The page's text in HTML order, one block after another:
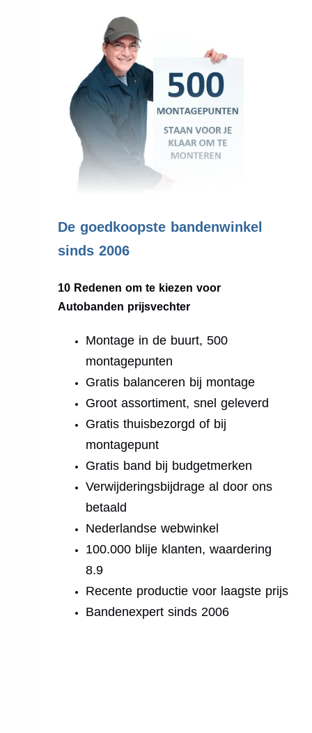
De goedkoopste bandenwinkel
sinds 2006
10 Redenen om te kiezen voor
Autobanden prijsvechter
Montage in de buurt, 500
montagepunten
Gratis balanceren bij montage
Groot assortiment, snel geleverd
Gratis thuisbezorgd of bij
montagepunt
Gratis band bij budgetmerken
Verwijderingsbijdrage al door ons
betaald
Nederlandse webwinkel
100.000 blije klanten, waardering
8.9
Recente productie voor laagste prijs
Bandenexpert sinds 2006